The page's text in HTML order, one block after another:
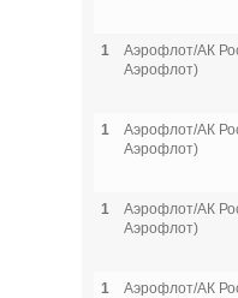
1
Аэрофлот/АК
Аэрофлот)
1
Аэрофлот/АК
Аэрофлот)
1
Аэрофлот/АК
Аэрофлот)
1
Аэрофлот/АК